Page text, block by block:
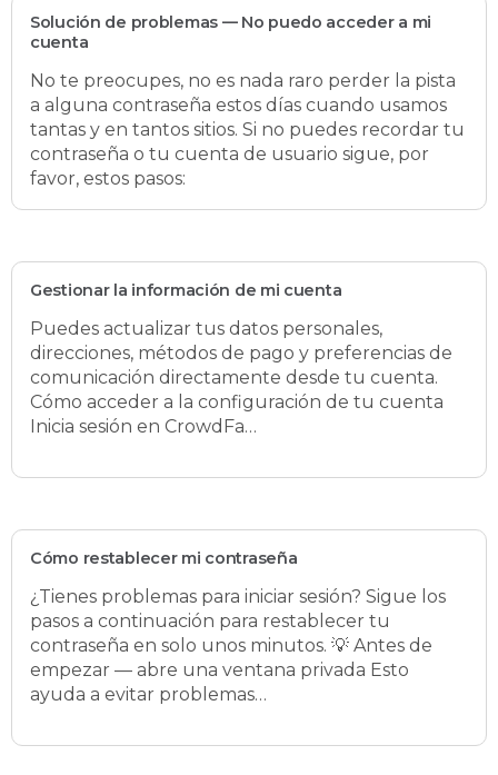
Solución de problemas — No puedo acceder a mi
cuenta
No te preocupes, no es nada raro perder la pista
a alguna contraseña estos días cuando usamos
tantas y en tantos sitios. Si no puedes recordar tu
contraseña o tu cuenta de usuario sigue, por
favor, estos pasos:
Gestionar la información de mi cuenta
Puedes actualizar tus datos personales,
direcciones, métodos de pago y preferencias de
comunicación directamente desde tu cuenta.
Cómo acceder a la configuración de tu cuenta
Inicia sesión en CrowdFa…
Cómo restablecer mi contraseña
¿Tienes problemas para iniciar sesión? Sigue los
pasos a continuación para restablecer tu
contraseña en solo unos minutos. 💡 Antes de
empezar — abre una ventana privada Esto
ayuda a evitar problemas…